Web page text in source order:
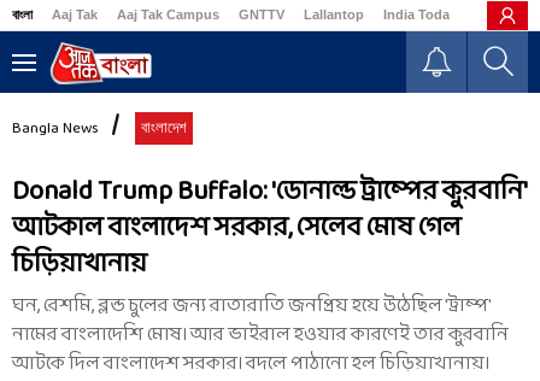
বাংলা Aaj Tak Aaj Tak Campus GNTTV Lallantop India Today Business
Bangla News বাংলাদেশ
Donald Trump Buffalo: 'ডোনাল্ড ট্রাম্পের কুরবানি'
আটকাল বাংলাদেশ সরকার, সেলেব মোষ গেল
চিড়িয়াখানায়
ঘন, রেশমি, ব্লন্ড চুলের জন্য রাতারাতি জনপ্রিয় হয়ে উঠেছিল 'ট্রাম্প'
নামের বাংলাদেশি মোষ। আর ভাইরাল হওয়ার কারণেই তার কুরবানি
আটকে দিল বাংলাদেশ সরকার। বদলে পাঠানো হল চিড়িয়াখানায়।